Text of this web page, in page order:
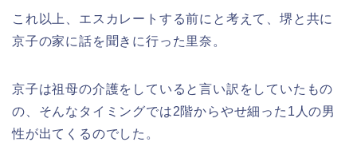
これ以上、エスカレートする前にと考えて、堺と共に
京子の家に話を聞きに行った里奈。
京子は祖母の介護をしていると言い訳をしていたもの
の、そんなタイミングでは2階からやせ細った1人の男
性が出てくるのでした。